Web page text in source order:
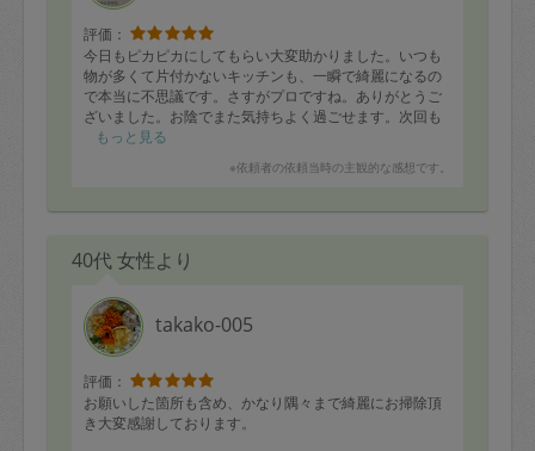
評価：
今日もピカピカにしてもらい大変助かりました。いつも
物が多くて片付かないキッチンも、一瞬で綺麗になるの
で本当に不思議です。さすがプロですね。ありがとうご
ざいました。お陰でまた気持ちよく過ごせます。次回も
よろしくお願いします。
もっと見る
※依頼者の依頼当時の主観的な感想です。
40代 女性より
takako-005
評価：
お願いした箇所も含め、かなり隅々まで綺麗にお掃除頂
き大変感謝しております。